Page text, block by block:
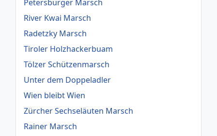
Petersburger Marsch
River Kwai Marsch
Radetzky Marsch
Tiroler Holzhackerbuam
Tölzer Schützenmarsch
Unter dem Doppeladler
Wien bleibt Wien
Zürcher Sechseläuten Marsch
Rainer Marsch